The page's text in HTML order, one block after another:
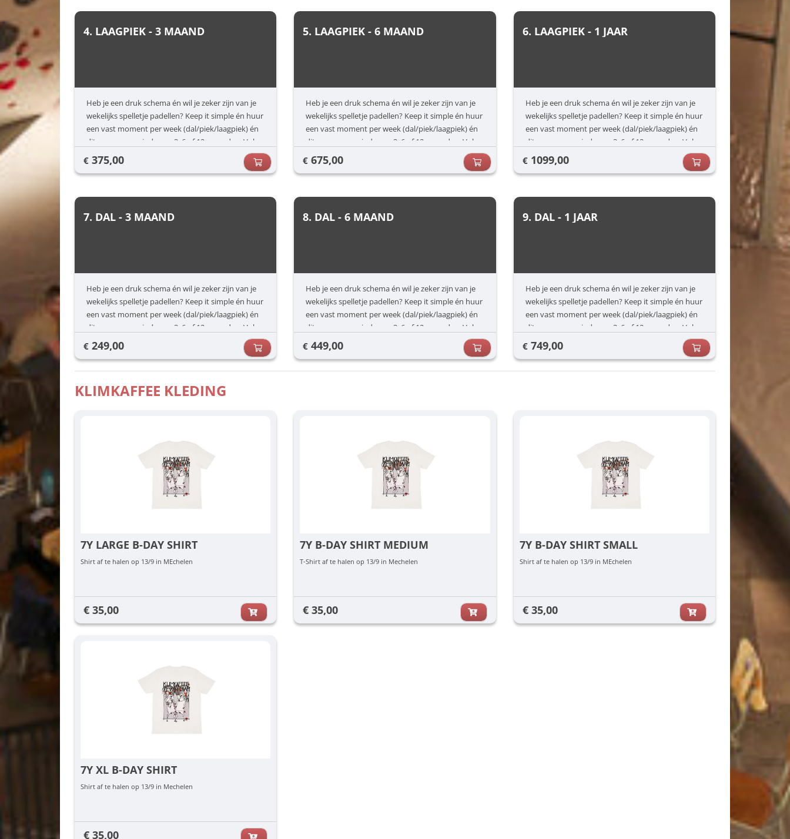
4. LAAGPIEK - 3 MAAND
Heb je een druk schema én wil je zeker zijn van je
wekelijks spelletje padellen? Keep it simple én huur
een vast moment per week (dal/piek/laagpiek) én
dit voor een periode van 3, 6 of 12 maanden. Vul
jouw voorkeuren in (dag/uur) en dan zorgen wij
voor de rest.
€ 375,00
5. LAAGPIEK - 6 MAAND
Heb je een druk schema én wil je zeker zijn van je
wekelijks spelletje padellen? Keep it simple én huur
een vast moment per week (dal/piek/laagpiek) én
dit voor een periode van 3, 6 of 12 maanden. Vul
jouw voorkeuren in (dag/uur) en dan zorgen wij
voor de rest.
€ 675,00
6. LAAGPIEK - 1 JAAR
Heb je een druk schema én wil je zeker zijn van je
wekelijks spelletje padellen? Keep it simple én huur
een vast moment per week (dal/piek/laagpiek) én
dit voor een periode van 3, 6 of 12 maanden. Vul
jouw voorkeuren in (dag/uur) en dan zorgen wij
voor de rest.
€ 1099,00
7. DAL - 3 MAAND
Heb je een druk schema én wil je zeker zijn van je
wekelijks spelletje padellen? Keep it simple én huur
een vast moment per week (dal/piek/laagpiek) én
dit voor een periode van 3, 6 of 12 maanden. Vul
jouw voorkeuren in (dag/uur) en dan zorgen wij
voor de rest.
€ 249,00
8. DAL - 6 MAAND
Heb je een druk schema én wil je zeker zijn van je
wekelijks spelletje padellen? Keep it simple én huur
een vast moment per week (dal/piek/laagpiek) én
dit voor een periode van 3, 6 of 12 maanden. Vul
jouw voorkeuren in (dag/uur) en dan zorgen wij
voor de rest.
€ 449,00
9. DAL - 1 JAAR
Heb je een druk schema én wil je zeker zijn van je
wekelijks spelletje padellen? Keep it simple én huur
een vast moment per week (dal/piek/laagpiek) én
dit voor een periode van 3, 6 of 12 maanden. Vul
jouw voorkeuren in (dag/uur) en dan zorgen wij
voor de rest.
€ 749,00
KLIMKAFFEE KLEDING
7Y LARGE B-DAY SHIRT
Shirt af te halen op 13/9 in MEchelen
€ 35,00
7Y B-DAY SHIRT MEDIUM
T-Shirt af te halen op 13/9 in Mechelen
€ 35,00
7Y B-DAY SHIRT SMALL
Shirt af te halen op 13/9 in MEchelen
€ 35,00
7Y XL B-DAY SHIRT
Shirt af te halen op 13/9 in Mechelen
€ 35,00